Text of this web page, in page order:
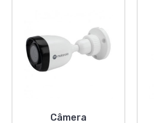
Câmera